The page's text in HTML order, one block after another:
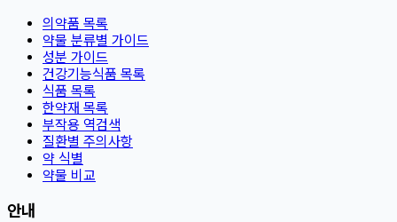
의약품 목록
약물 분류별 가이드
성분 가이드
건강기능식품 목록
식품 목록
한약재 목록
부작용 역검색
질환별 주의사항
약 식별
약물 비교
안내